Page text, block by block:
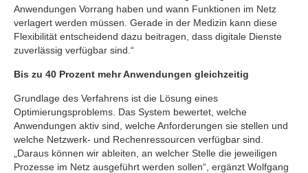
Anwendungen Vorrang haben und wann Funktionen im Netz
verlagert werden müssen. Gerade in der Medizin kann diese
Flexibilität entscheidend dazu beitragen, dass digitale Dienste
zuverlässig verfügbar sind.“
Bis zu 40 Prozent mehr Anwendungen gleichzeitig
Grundlage des Verfahrens ist die Lösung eines
Optimierungsproblems. Das System bewertet, welche
Anwendungen aktiv sind, welche Anforderungen sie stellen und
welche Netzwerk- und Rechenressourcen verfügbar sind.
„Daraus können wir ableiten, an welcher Stelle die jeweiligen
Prozesse im Netz ausgeführt werden sollen“, ergänzt Wolfgang